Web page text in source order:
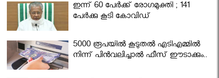
ഇന്ന് 60 പേർക്ക് രോഗമുക്തി ; 141
പേര്‍ക്കു കൂടി കോവിഡ്
5000 രൂപയിൽ കൂടുതൽ എടിഎമ്മിൽ
നിന്ന് പിൻവലിച്ചാൽ ഫീസ് ഈടാക്കും..